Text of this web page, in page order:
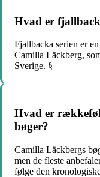
Hvad er
Fjallbacka serien er
Camilla Läckberg,
Sverige. §
Hvad er
bøger?
Camilla Läckbergs
men de fleste
følge den